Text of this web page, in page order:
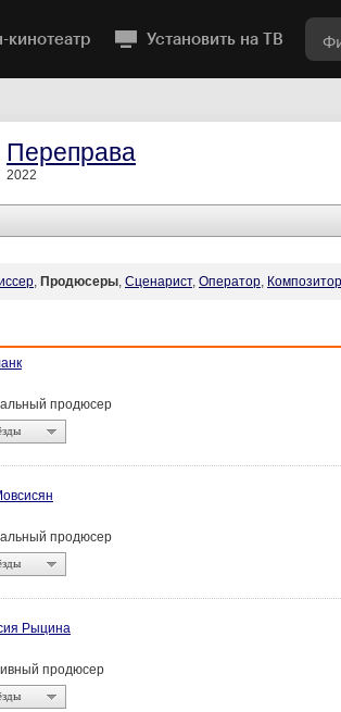
кинотеатр Установить на ТВ
Переправа
2022
, Продюсеры, Сценарист, Оператор, Композитор
продюсер
продюсер
Рыцина
продюсер